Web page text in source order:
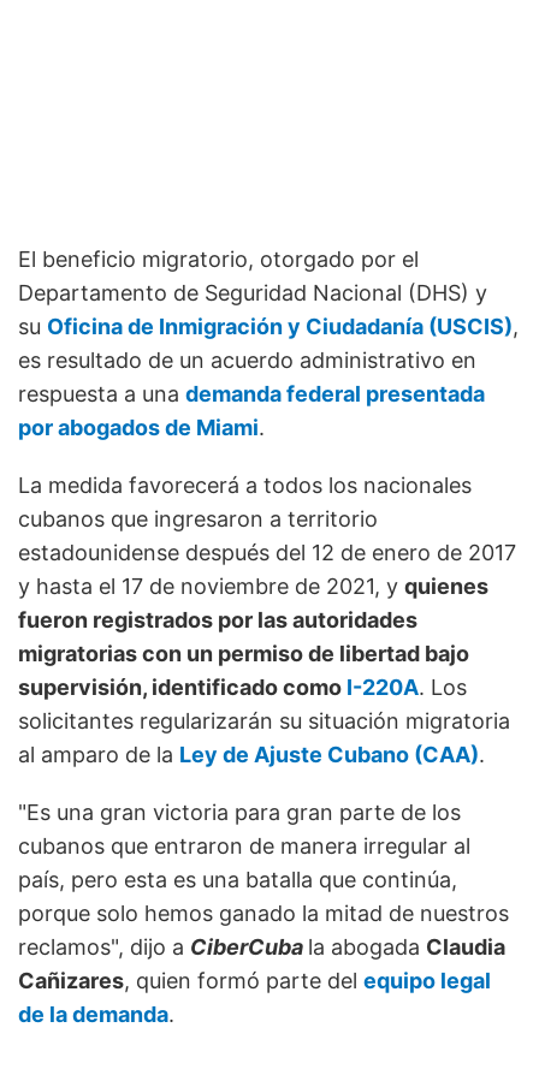
El beneficio migratorio, otorgado por el
Departamento de Seguridad Nacional (DHS) y
su Oficina de Inmigración y Ciudadanía (USCIS),
es resultado de un acuerdo administrativo en
respuesta a una demanda federal presentada
por abogados de Miami.
La medida favorecerá a todos los nacionales
cubanos que ingresaron a territorio
estadounidense después del 12 de enero de 2017
y hasta el 17 de noviembre de 2021, y quienes
fueron registrados por las autoridades
migratorias con un permiso de libertad bajo
supervisión, identificado como I-220A. Los
solicitantes regularizarán su situación migratoria
al amparo de la Ley de Ajuste Cubano (CAA).
"Es una gran victoria para gran parte de los
cubanos que entraron de manera irregular al
país, pero esta es una batalla que continúa,
porque solo hemos ganado la mitad de nuestros
reclamos", dijo a CiberCuba la abogada Claudia
Cañizares, quien formó parte del equipo legal
de la demanda.